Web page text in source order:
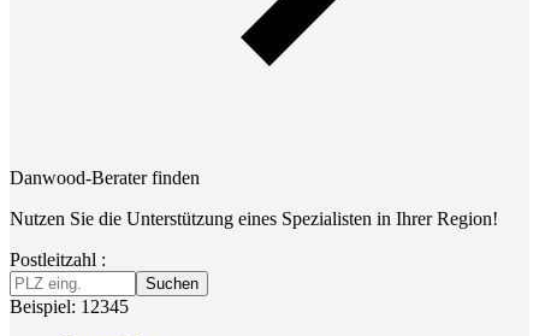
Danwood-Berater finden
Nutzen Sie die Unterstützung eines Spezialisten in Ihrer Region!
Postleitzahl :
Suchen
Beispiel: 12345